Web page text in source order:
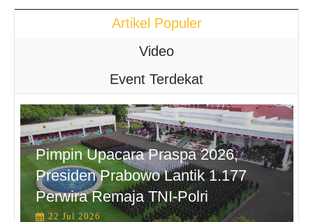
Artikel Populer
Video
Event Terdekat
Pimpin Upacara Praspa 2026,
Presiden Prabowo Lantik 1.177
Perwira Remaja TNI-Polri
22 Jul 2026